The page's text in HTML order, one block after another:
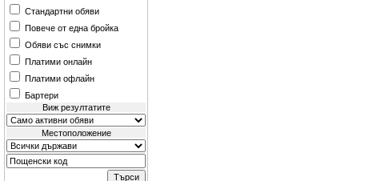
Стандартни обяви
Повече от една бройка
Обяви със снимки
Платими онлайн
Платими офлайн
Бартери
Виж резултатите
Местоположение